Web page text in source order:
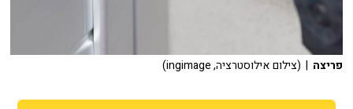
פריצה | (צילום אילוסטרציה, ingimage)